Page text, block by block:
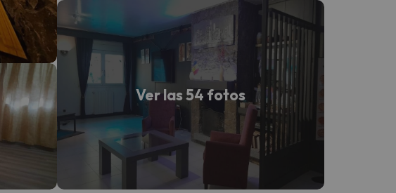
Ver las 54 fotos